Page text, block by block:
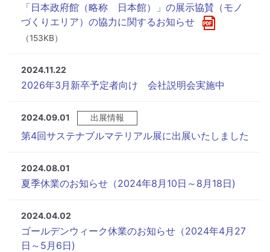
「日本政府館（略称 日本館）」の展示協賛（モノ
づくりエリア）の協力に関するお知らせ
（153KB）
2024.11.22
2026年3月新卒予定者向け 会社説明会実施中
2024.09.01 出展情報
第4回サステナブルマテリアル展に出展いたしました
2024.08.01
夏季休業のお知らせ（2024年8月10日～8月18日)
2024.04.02
ゴールデンウィーク休業のお知らせ（2024年4月27
日～5月6日)